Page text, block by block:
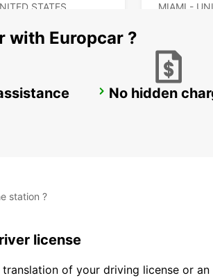
MIAMI -
CANCUN
with Europcar ?
No hidden
station ?
license
of your driving license or